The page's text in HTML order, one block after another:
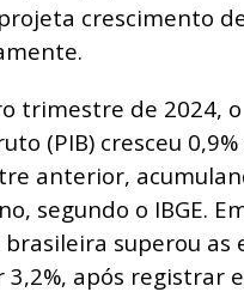
crescimento
trimestre de 2024,
(PIB) cresceu
anterior,
segundo o IBGE.
superou as
3,2%, após registrar